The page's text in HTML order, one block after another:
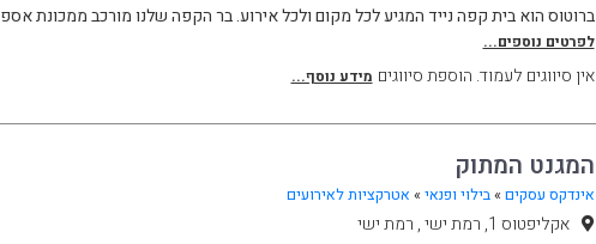
ברוטוס הוא בית קפה נייד המגיע לכל מקום ולכל אירוע. בר הקפה שלנו מורכב ממכונת אספ
לפרטים נוספים...
אין סיווגים לעמוד. הוספת סיווגים מידע נוסף...
המגנט המתוק
אינדקס עסקים »בילוי ופנאי » אטרקציות לאירועים
אקליפטוס 1, רמת ישי , רמת ישי